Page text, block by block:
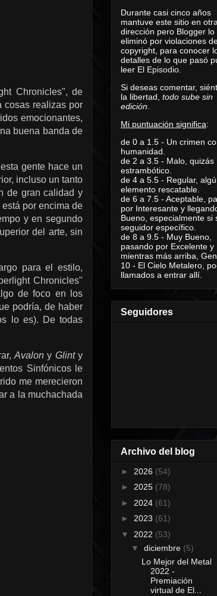
Chronicles", de
cosas realizas por
emocionantes,
buena banda de
gente hace un
incluso un tanto
de gran calidad y
por encima de
y en segundo
del arte, sin
para el estilo,
Chronicles"
de foco en los
podría, de haber
lo es). De todas
Avalon y Glinty
Sinfónicos le
me merecieron
a la muchachada
Durante casi cinco años
mantuve este sitio en
dirección pero Blogger lo
eliminó por violaciones
copyright, para conocer
detalles de lo que pasó
leer El Episodio
Si deseas comentar,
la libertad, todo sube sin
edición
Mi puntuación significa:
de 0 a 1.5 - Un crimen
humanidad.
de 2 a 3.5 - Malo, quizás
estrambótico.
de 4 a 5.5 - Regular,
elemento rescatable.
de 6 a 7.5 - Aceptable,
por Interesante y
Bueno, especialmente si
seguidor específico.
de 8 a 9.5 - Muy Bueno,
pasando por Excelente y
mientras más arriba,
10 - El Cielo Metalero,
llamados a entrar allí.
Seguidores
Archivo del blog
► 2026 (54)
► 2025 (78)
► 2024 (61)
► 2023 (61)
▼ 2022 (53)
▼ diciembre (5)
Lo Mejor del Metal
2022 -
Premiación
virtual de El...